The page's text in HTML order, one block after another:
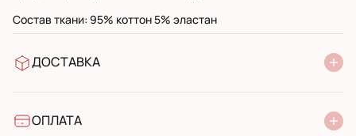
Состав ткани: 95% коттон 5% эластан
ДОСТАВКА
УкрПочта стандарт
ОПЛАТА